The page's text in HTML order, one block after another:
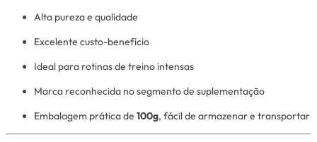
Alta pureza e qualidade
Excelente custo-benefício
Ideal para rotinas de treino intensas
Marca reconhecida no segmento de suplementação
Embalagem prática de 100g, fácil de armazenar e transportar